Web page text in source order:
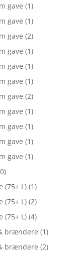
gave (1)
gave (1)
gave (2)
gave (1)
gave (1)
gave (1)
gave (2)
gave (1)
gave (1)
gave (1)
gave (1)
(75+ L) (1)
(75+ L) (2)
(75+ L) (4)
brændere (1)
brændere (2)